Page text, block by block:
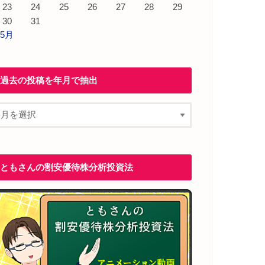
23 24 25 26 27 28
29
30
31
月
過去の投稿を年月で抽出
ともさんの割安優待株分析投資法